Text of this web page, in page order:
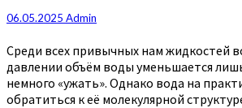
06.05.2025 Admin
Среди всех привычных нам жидкостей
давлении объём воды уменьшается
немного «ужать». Однако вода на
обратиться к её молекулярной